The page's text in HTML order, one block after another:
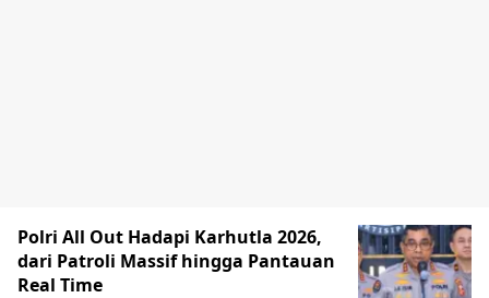
Polri All Out Hadapi Karhutla 2026,
dari Patroli Massif hingga Pantauan
Real Time